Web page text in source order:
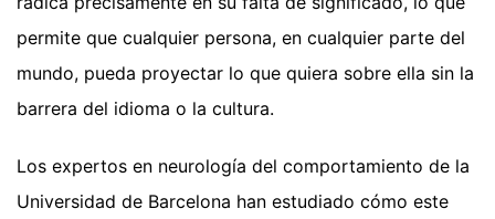
permite que cualquier persona, en cualquier parte del
mundo, pueda proyectar lo que quiera sobre ella sin la
barrera del idioma o la cultura.
Los expertos en neurología del comportamiento de la
Universidad de Barcelona han estudiado cómo este